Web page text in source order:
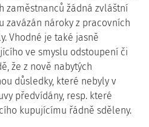
zaměstnanců žádná zvláštní
zavázán nároky z pracovních
Vhodné je také jasně
ve smyslu odstoupení či
že z nově nabytých
důsledky, které nebyly v
předvídány, resp. které
kupujícímu řádně sděleny.